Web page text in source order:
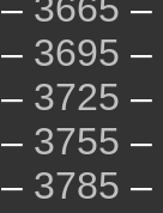
– 3665 –
– 3695 –
– 3725 –
– 3755 –
– 3785 –